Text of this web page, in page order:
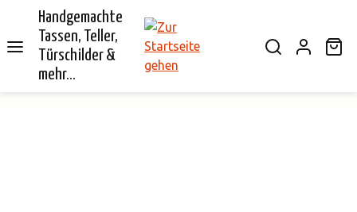
springen
Handgemachte
Tassen, Teller,
Türschilder &
mehr...